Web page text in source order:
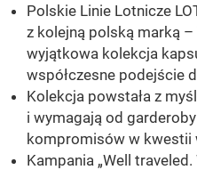
Polskie Linie Lotnicze
z kolejną polską marką
wyjątkowa kolekcja
współczesne podejście
Kolekcja powstała z
i wymagają od
kompromisów w kwestii
Kampania „Well